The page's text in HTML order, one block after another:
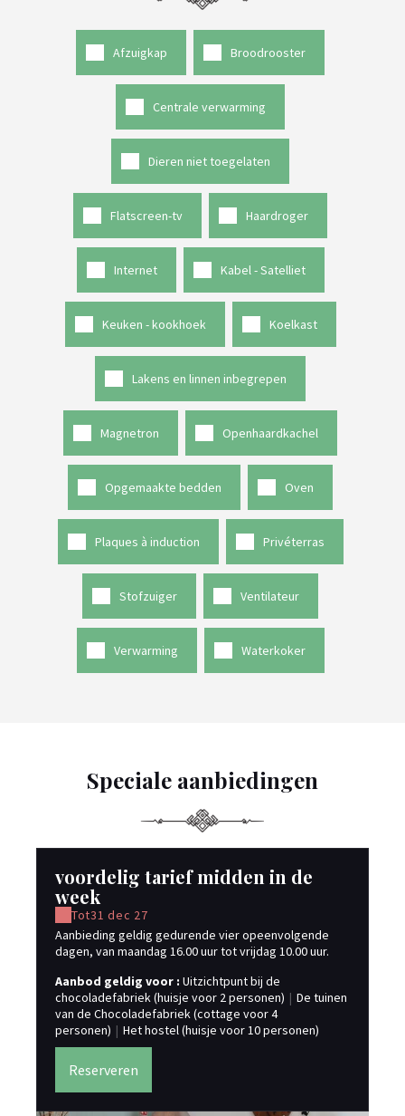
Afzuigkap Broodrooster
Centrale verwarming
Dieren niet toegelaten
Flatscreen-tv Haardroger
Internet Kabel - Satelliet
Keuken - kookhoek Koelkast
Lakens en linnen inbegrepen
Magnetron Openhaardkachel
Opgemaakte bedden Oven
Plaques à induction Privéterras
Stofzuiger Ventilateur
Verwarming Waterkoker
Speciale aanbiedingen
voordelig tarief midden in de
week
Tot31 dec 27
Aanbieding geldig gedurende vier opeenvolgende
dagen, van maandag 16.00 uur tot vrijdag 10.00 uur.
Aanbod geldig voor : Uitzichtpunt bij de
chocoladefabriek (huisje voor 2 personen) | De tuinen
van de Chocoladefabriek (cottage voor 4
personen) | Het hostel (huisje voor 10 personen)
Reserveren